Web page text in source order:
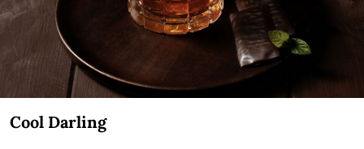
Cool Darling